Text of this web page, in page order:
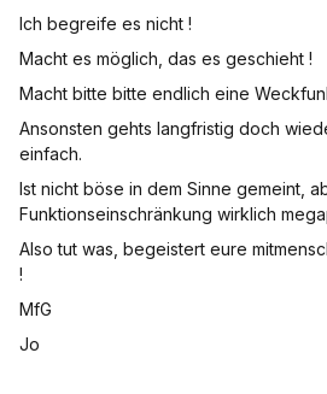
Ich begreife es nicht !
Macht es möglich, das es geschieht !
Macht bitte bitte endlich eine
Ansonsten gehts langfristig doch
einfach.
Ist nicht böse in dem Sinne gemeint,
Funktionseinschränkung wirklich
Also tut was, begeistert eure
!
MfG
Jo